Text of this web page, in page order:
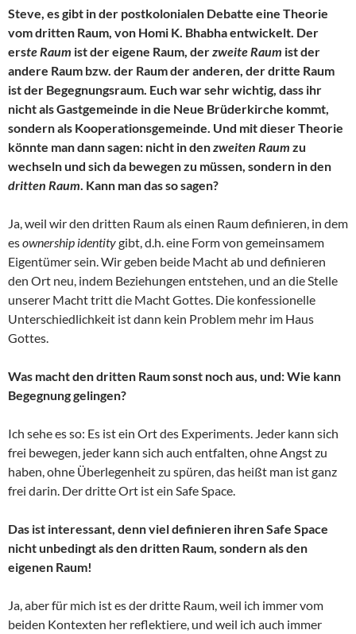
Steve, es gibt in der postkolonialen Debatte eine Theorie
vom dritten Raum, von Homi K. Bhabha entwickelt. Der
erste Raum ist der eigene Raum, der zweite Raum ist der
andere Raum bzw. der Raum der anderen, der dritte Raum
ist der Begegnungsraum. Euch war sehr wichtig, dass ihr
nicht als Gastgemeinde in die Neue Brüderkirche kommt,
sondern als Kooperationsgemeinde. Und mit dieser Theorie
könnte man dann sagen: nicht in den zweiten Raum zu
wechseln und sich da bewegen zu müssen, sondern in den
dritten Raum . Kann man das so sagen?
Ja, weil wir den dritten Raum als einen Raum definieren, in dem
esownership identitygibt, d.h. eine Form von gemeinsamem
Eigentümer sein. Wir geben beide Macht ab und definieren
den Ort neu, indem Beziehungen entstehen, und an die Stelle
unserer Macht tritt die Macht Gottes. Die konfessionelle
Unterschiedlichkeit ist dann kein Problem mehr im Haus
Gottes.
Was macht den dritten Raum sonst noch aus, und: Wie kann
Begegnung gelingen?
Ich sehe es so: Es ist ein Ort des Experiments. Jeder kann sich
frei bewegen, jeder kann sich auch entfalten, ohne Angst zu
haben, ohne Überlegenheit zu spüren, das heißt man ist ganz
frei darin. Der dritte Ort ist ein Safe Space.
Das ist interessant, denn viel definieren ihren Safe Space
nicht unbedingt als den dritten Raum, sondern als den
eigenen Raum!
Ja, aber für mich ist es der dritte Raum, weil ich immer vom
beiden Kontexten her reflektiere, und weil ich auch immer